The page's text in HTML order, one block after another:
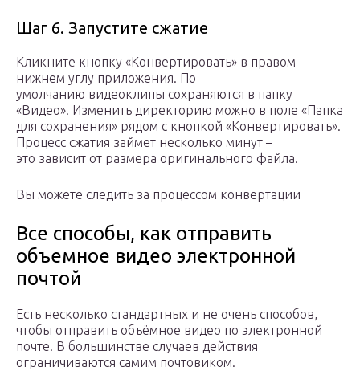
Шаг 6. Запустите сжатие
Кликните кнопку «Конвертировать» в правом
нижнем углу приложения. По
умолчанию видеоклипы сохраняются в папку
«Видео». Изменить директорию можно в поле «Папка
для сохранения» рядом с кнопкой «Конвертировать».
Процесс сжатия займет несколько минут –
это зависит от размера оригинального файла.
Вы можете следить за процессом конвертации
Все способы, как отправить
объемное видео электронной
почтой
Есть несколько стандартных и не очень способов,
чтобы отправить объёмное видео по электронной
почте. В большинстве случаев действия
ограничиваются самим почтовиком.